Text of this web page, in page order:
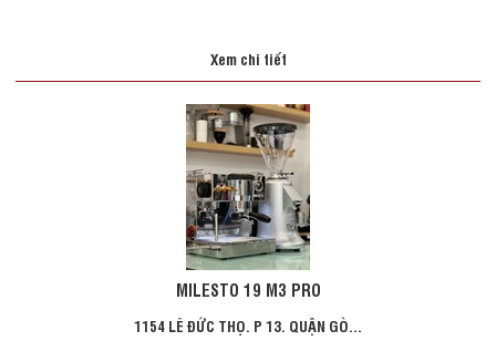
Xem chi tiết
MILESTO 19 M3 PRO
1154 LÊ ĐỨC THỌ. P 13. QUẬN GÒ...